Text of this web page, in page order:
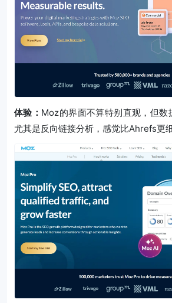
体验： Moz的界面不算特别直观，但数
尤其是反向链接分析，感觉比Ahrefs更细